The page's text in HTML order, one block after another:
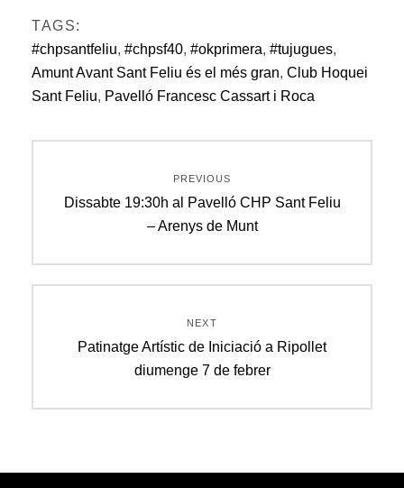
TAGS:
#chpsantfeliu, #chpsf40, #okprimera, #tujugues,
Amunt Avant Sant Feliu és el més gran, Club Hoquei
Sant Feliu, Pavelló Francesc Cassart i Roca
d'entrades
PREVIOUS
Previous
Dissabte 19:30h al Pavelló CHP Sant Feliu
– Arenys de Munt
NEXT
Next
Patinatge Artístic de Iniciació a Ripollet
diumenge 7 de febrer